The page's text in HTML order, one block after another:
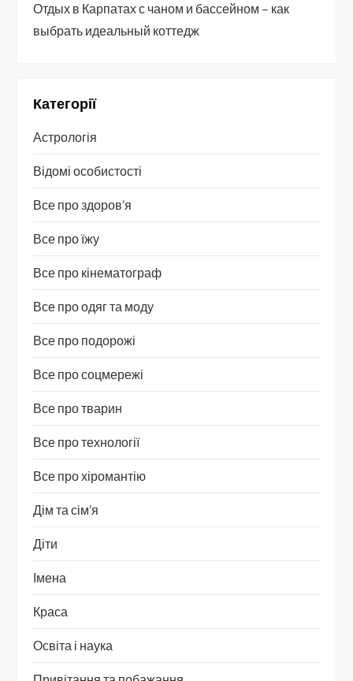
Отдых в Карпатах с чаном и бассейном – как
выбрать идеальный коттедж
Категорії
Астрологія
Відомі особистості
Все про здоров’я
Все про їжу
Все про кінематограф
Все про одяг та моду
Все про подорожі
Все про соцмережі
Все про тварин
Все про технології
Все про хіромантію
Дім та сім’я
Діти
Імена
Краса
Освіта і наука